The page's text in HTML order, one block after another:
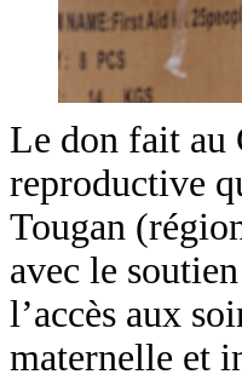
Le don fait au
reproductive
Tougan
avec le
l’accès aux
maternelle et